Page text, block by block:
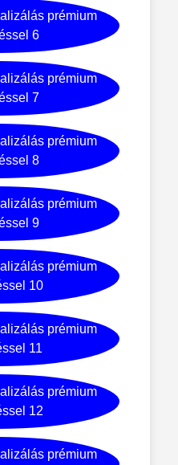
prémium
6
prémium
7
prémium
8
prémium
9
prémium
10
prémium
11
prémium
12
prémium